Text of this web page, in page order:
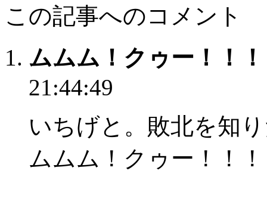
この記事へのコメント
ムムム！クゥー！！
21:44:49
いちげと。敗北を知
ムムム！クゥー！！